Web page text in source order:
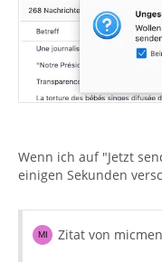
Wenn ich auf "Jetzt
einigen Sekunden
Zitat von micmen